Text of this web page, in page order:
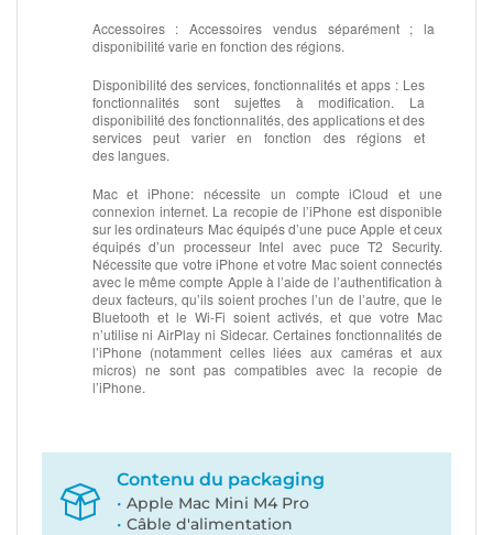
Accessoires : Accessoires vendus séparément ; la
disponibilité varie en fonction des régions.
Disponibilité des services, fonctionnalités et apps : Les
fonctionnalités sont sujettes à modification. La
disponibilité des fonctionnalités, des applications et des
services peut varier en fonction des régions et
des langues.
Mac et iPhone: nécessite un compte iCloud et une
connexion internet. La recopie de l’iPhone est disponible
sur les ordinateurs Mac équipés d’une puce Apple et ceux
équipés d’un processeur Intel avec puce T2 Security.
Nécessite que votre iPhone et votre Mac soient connectés
avec le même compte Apple à l’aide de l’authentification à
deux facteurs, qu’ils soient proches l’un de l’autre, que le
Bluetooth et le Wi-Fi soient activés, et que votre Mac
n’utilise ni AirPlay ni Sidecar. Certaines fonctionnalités de
l’iPhone (notamment celles liées aux caméras et aux
micros) ne sont pas compatibles avec la recopie de
l’iPhone.
Contenu du packaging
Apple Mac Mini M4 Pro
Câble d'alimentation